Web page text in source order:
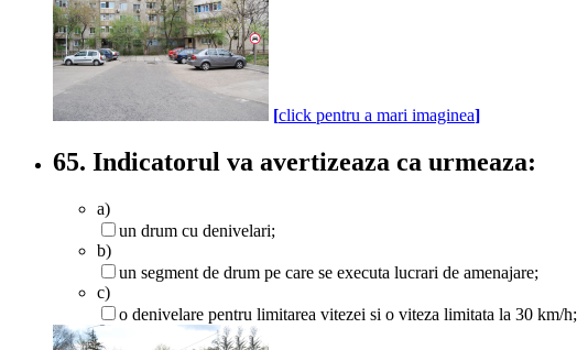
[click pentru a mari imaginea]
65. Indicatorul va avertizeaza ca urmeaza:
a)
un drum cu denivelari;
b)
un segment de drum pe care se executa lucrari de amenajare;
c)
o denivelare pentru limitarea vitezei si o viteza limitata la 30 km/h;